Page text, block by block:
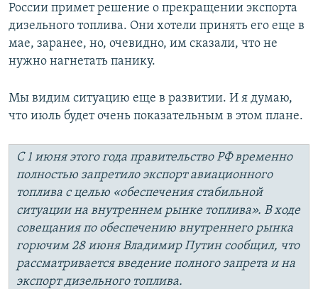
России примет решение о прекращении экспорта
дизельного топлива. Они хотели принять его еще в
мае, заранее, но, очевидно, им сказали, что не
нужно нагнетать панику.
Мы видим ситуацию еще в развитии. И я думаю,
что июль будет очень показательным в этом плане.
С 1 июня этого года правительство РФ временно
полностью запретило экспорт авиационного
топлива с целью «обеспечения стабильной
ситуации на внутреннем рынке топлива». В ходе
совещания по обеспечению внутреннего рынка
горючим 28 июня Владимир Путин сообщил, что
рассматривается введение полного запрета и на
экспорт дизельного топлива.